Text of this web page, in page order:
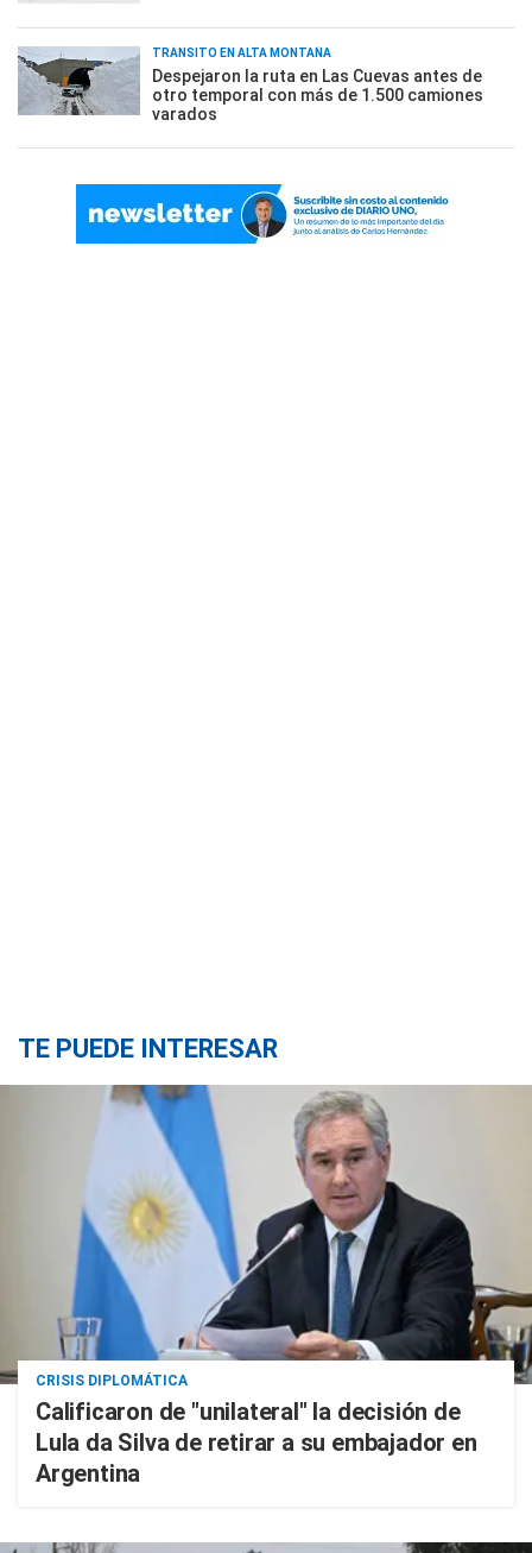
TRÁNSITO EN ALTA MONTAÑA
Despejaron la ruta en Las Cuevas antes de
otro temporal con más de 1.500 camiones
varados
TE PUEDE INTERESAR
CRISIS DIPLOMÁTICA
Calificaron de "unilateral" la decisión de
Lula da Silva de retirar a su embajador en
Argentina